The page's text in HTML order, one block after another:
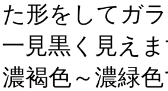
形をしてガ
見黒く見え
褐色～濃緑